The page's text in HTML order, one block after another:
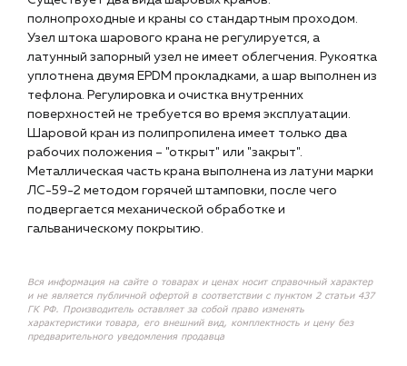
полнопроходные и краны со стандартным проходом.
Узел штока шарового крана не регулируется, а
латунный запорный узел не имеет облегчения. Рукоятка
уплотнена двумя EPDM прокладками, а шар выполнен из
тефлона. Регулировка и очистка внутренних
поверхностей не требуется во время эксплуатации.
Шаровой кран из полипропилена имеет только два
рабочих положения – "открыт" или "закрыт".
Металлическая часть крана выполнена из латуни марки
ЛС-59-2 методом горячей штамповки, после чего
подвергается механической обработке и
гальваническому покрытию.
Вся информация на сайте о товарах и ценах носит справочный характер
и не является публичной офертой в соответствии с пунктом 2 статьи 437
ГК РФ. Производитель оставляет за собой право изменять
характеристики товара, его внешний вид, комплектность и цену без
предварительного уведомления продавца